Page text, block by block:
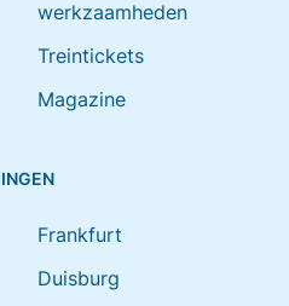
werkzaamheden
Treintickets
Magazine
Frankfurt
Duisburg